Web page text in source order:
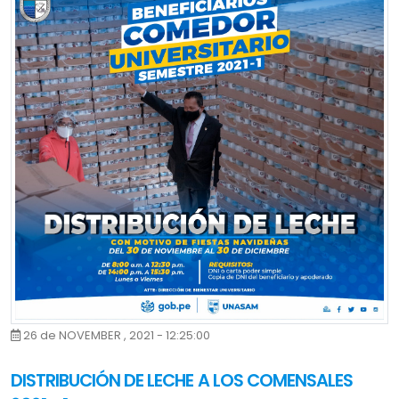
de diciembre y tendrán como objetivo socializar las políticas de la
Unasam, con miras a optimizar un buen desenvolvimiento en
nuestra universidad.
Cabe precisar, que hace unas semanas atrás, se realizó el concurso
interno extraordinario de mérito para nombramiento de docentes
auxiliares, donde muchos de ellos lograron pasar satisfactoriamente
las etapas de evaluación. Por ello, con la finalidad de socializar las
políticas universitarias, se desarrollarán estas capacitaciones que
estarán a cargo de ponentes expertos quienes orientarán a nuestros
nuevos docentes nombrados.
Es así que gracias a la firme decisión de la alta dirección, el
nombramiento docente es una realidad y las capacitaciones
seguirán llegando con el propósito de mejorar la calidad de la
formación universitaria.
26 de NOVEMBER , 2021 - 12:25:00
DISTRIBUCIÓN DE LECHE A LOS COMENSALES